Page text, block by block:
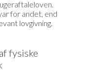
for andet, end
lovgivning.
fysiske